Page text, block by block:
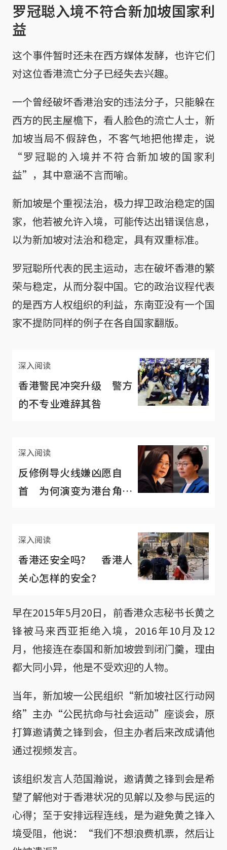
罗冠聪入境不符合新加坡国家利
益
这个事件暂时还未在西方媒体发酵，也许它们
对这位香港流亡分子已经失去兴趣。
一个曾经破坏香港治安的违法分子，只能躲在
西方的民主屋檐下，看人脸色的流亡人士，新
加坡当局不假辞色，不客气地把他撵走，说
“罗冠聪的入境并不符合新加坡的国家利
益”，其中意涵不言而喻。
新加坡是个重视法治，极力捍卫政治稳定的国
家，他若被允许入境，可能传达出错误信息，
以为新加坡对法治和稳定，具有双重标准。
罗冠聪所代表的民主运动，志在破坏香港的繁
荣与稳定，从而分裂中国。它的政治议程代表
的是西方人权组织的利益，东南亚没有一个国
家不提防同样的例子在各自国家翻版。
深入阅读
香港警民冲突升级 警方
的不专业难辞其咎
深入阅读
反修例导火线嫌凶愿自
首 为何演变为港台角
深入阅读
香港还安全吗？ 香港人
关心怎样的安全？
早在2015年5月20日，前香港众志秘书长黄之
锋被马来西亚拒绝入境，2016年10月及12
月，他接连在泰国和新加坡尝到闭门羹，理由
都大同小异，他是不受欢迎的人物。
当年，新加坡一公民组织“新加坡社区行动网
络”主办“公民抗命与社会运动”座谈会，原
打算邀请黄之锋到会，但主办者后来改成请他
通过视频发言。
该组织发言人范国瀚说，邀请黄之锋到会是希
望了解他对于香港状况的见解以及参与民运的
心得；至于安排远程连线，是为避免黄之锋入
境受阻，他说：“我们不想浪费机票，然后让